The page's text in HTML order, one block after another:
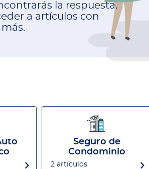
la respuesta.
a artículos con
Seguro de
Condominio
2 artículos